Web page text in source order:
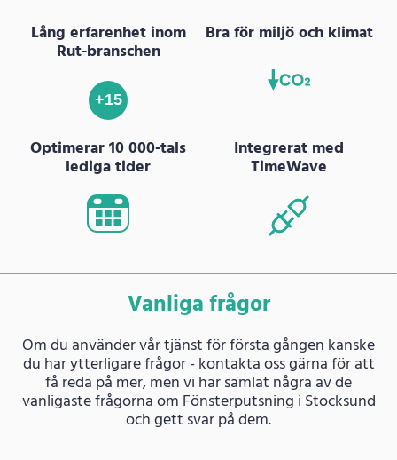
Lång erfarenhet inom
Rut-branschen
+15
Bra för miljö och klimat
Optimerar 10 000-tals
lediga tider
Integrerat med
TimeWave
Vanliga frågor
Om du använder vår tjänst för första gången kanske
du har ytterligare frågor - kontakta oss gärna för att
få reda på mer, men vi har samlat några av de
vanligaste frågorna om Fönsterputsning i Stocksund
och gett svar på dem.